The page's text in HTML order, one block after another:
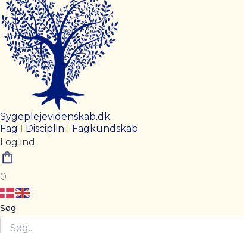
Sygeplejevidenskab.dk
Fag I Disciplin I Fagkundskab
Log ind
0
Søg